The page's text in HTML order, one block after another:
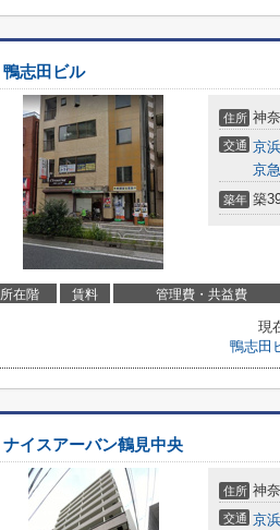
鴨志田ビル
住所 神
交通 京
京
築年 築
所在階 賃料 管理費・共益費
現
鴨志田
ナイスアーバン鶴見中央
住所 神
交通 京